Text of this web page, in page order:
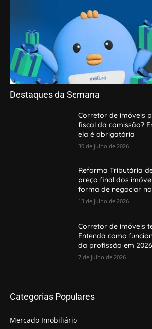
Destaques da Semana
Corretor de imóveis
fiscal da comissão?
ela é obrigatória
30 de julho de 2026
Reforma Tributária
preço final dos
forma de negociar
13 de julho de 2026
Corretor de imóveis
Entenda como
da profissão em 2026
7 de julho de 2026
Categorias Populares
Mercado Imobiliário